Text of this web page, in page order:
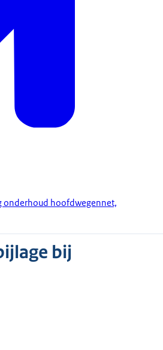
onderhoud hoofdwegennet,
bij